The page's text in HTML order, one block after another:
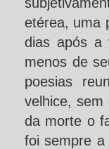
etérea, uma
dias após a
menos de
poesias
velhice, sem
da morte o
foi sempre